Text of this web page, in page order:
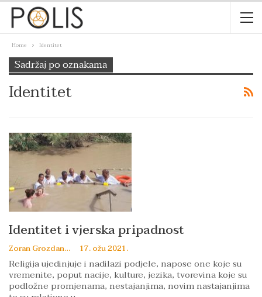
Home Identitet
Sadržaj po oznakama
Identitet
Identitet i vjerska pripadnost
Zoran Grozdanov 17. ožu 2021.
Religija ujedinjuje i nadilazi podjele, napose one koje su
vremenite, poput nacije, kulture, jezika, tvorevina koje su
podložne promjenama, nestajanjima, novim nastajanjima